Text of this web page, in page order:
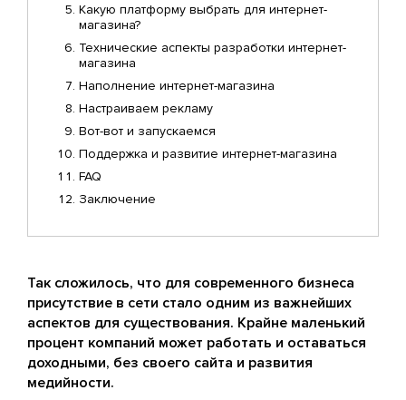
Какую платформу выбрать для интернет-
магазина?
Технические аспекты разработки интернет-
магазина
Наполнение интернет-магазина
Настраиваем рекламу
Вот-вот и запускаемся
Поддержка и развитие интернет-магазина
FAQ
Заключение
Так сложилось, что для современного бизнеса
присутствие в сети стало одним из важнейших
аспектов для существования. Крайне маленький
процент компаний может работать и оставаться
доходными, без своего сайта и развития
медийности.